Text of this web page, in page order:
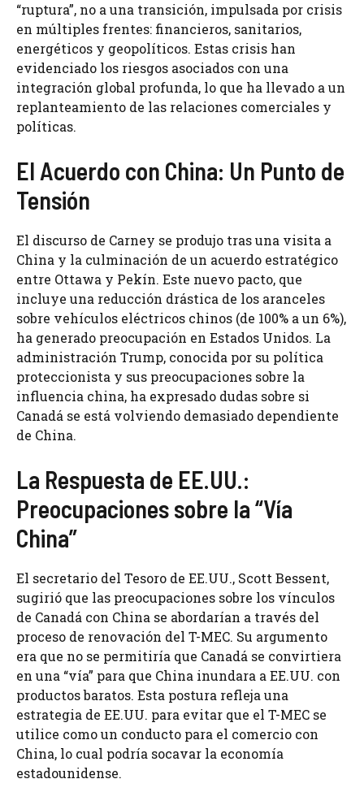
“ruptura”, no a una transición, impulsada por crisis
en múltiples frentes: financieros, sanitarios,
energéticos y geopolíticos. Estas crisis han
evidenciado los riesgos asociados con una
integración global profunda, lo que ha llevado a un
replanteamiento de las relaciones comerciales y
políticas.
El Acuerdo con China: Un Punto de
Tensión
El discurso de Carney se produjo tras una visita a
China y la culminación de un acuerdo estratégico
entre Ottawa y Pekín. Este nuevo pacto, que
incluye una reducción drástica de los aranceles
sobre vehículos eléctricos chinos (de 100% a un 6%),
ha generado preocupación en Estados Unidos. La
administración Trump, conocida por su política
proteccionista y sus preocupaciones sobre la
influencia china, ha expresado dudas sobre si
Canadá se está volviendo demasiado dependiente
de China.
La Respuesta de EE.UU.:
Preocupaciones sobre la “Vía
China”
El secretario del Tesoro de EE.UU., Scott Bessent,
sugirió que las preocupaciones sobre los vínculos
de Canadá con China se abordarían a través del
proceso de renovación del T-MEC. Su argumento
era que no se permitiría que Canadá se convirtiera
en una “vía” para que China inundara a EE.UU. con
productos baratos. Esta postura refleja una
estrategia de EE.UU. para evitar que el T-MEC se
utilice como un conducto para el comercio con
China, lo cual podría socavar la economía
estadounidense.